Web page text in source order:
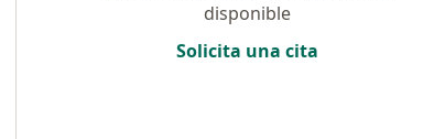
disponible
Solicita una cita